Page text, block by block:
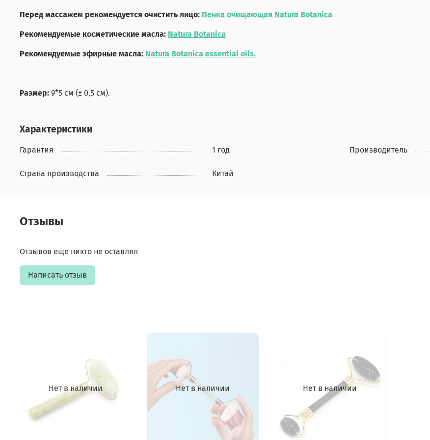
Перед массажем рекомендуется очистить лицо: Пенка очищающая Natura Botanica
Рекомендуемые косметические масла: Natura Botanica
Рекомендуемые эфирные масла: Natura Botanica essential oils.
Размер: 9*5 см (± 0,5 см).
Характеристики
Гарантия 1 год Производитель
Страна производства Китай
Отзывы
Отзывов еще никто не оставлял
Написать отзыв
Нет в наличии Нет в наличии Нет в наличии